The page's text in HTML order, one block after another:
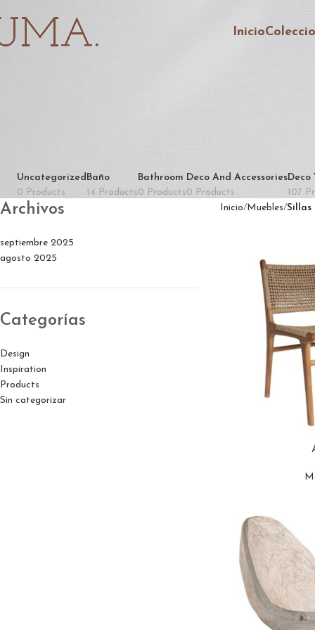
Inicio
Uncategorized
0 Products
Baño
14 Products
Bathroom
0 Products
Deco And Accessories
0 Products
Deco
107
Archivos
septiembre 2025
agosto 2025
Categorías
Design
Inspiration
Products
Sin categorizar
Inicio Muebles Sillas